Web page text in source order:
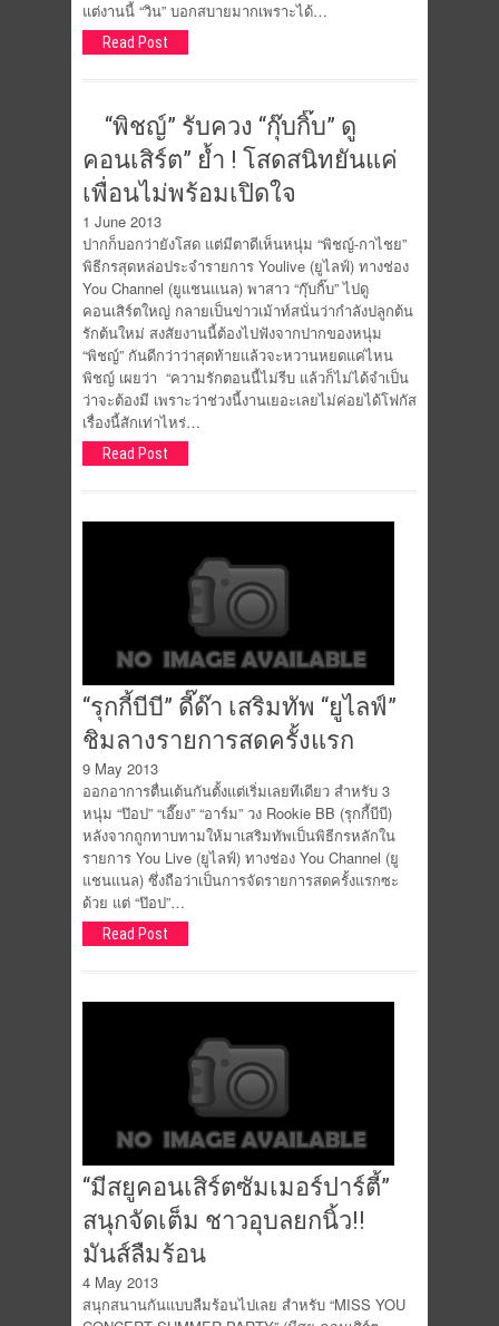
แต่งานนี้ “วิน” บอกสบายมากเพราะได้…
Read Post
“พิชญ์” รับควง “กุ๊บกิ๊บ” ดู
คอนเสิร์ต” ย้ำ ! โสดสนิทยันแค่
เพื่อนไม่พร้อมเปิดใจ
1 June 2013
ปากก็บอกว่ายังโสด แต่มีตาดีเห็นหนุ่ม “พิชญ์-กาไชย”
พิธีกรสุดหล่อประจำรายการ Youlive (ยูไลฟ์) ทางช่อง
You Channel (ยูแชนแนล) พาสาว “กุ๊บกิ๊บ” ไปดู
คอนเสิร์ตใหญ่ กลายเป็นข่าวเม้าท์สนั่นว่ากำลังปลูกต้น
รักต้นใหม่ สงสัยงานนี้ต้องไปฟังจากปากของหนุ่ม
“พิชญ์” กันดีกว่าว่าสุดท้ายแล้วจะหวานหยดแค่ไหน
พิชญ์ เผยว่า “ความรักตอนนี้ไม่รีบ แล้วก็ไม่ได้จำเป็น
ว่าจะต้องมี เพราะว่าช่วงนี้งานเยอะเลยไม่ค่อยได้โฟกัส
เรื่องนี้สักเท่าไหร่…
Read Post
“รุกกี้บีบี” ดี๊ด๊า เสริมทัพ “ยูไลฟ์”
ชิมลางรายการสดครั้งแรก
9 May 2013
ออกอาการตื่นเต้นกันตั้งแต่เริ่มเลยทีเดียว สำหรับ 3
หนุ่ม “ป๊อป” “เอี๊ยง” “อาร์ม” วง Rookie BB (รุกกี้บีบี)
หลังจากถูกทาบทามให้มาเสริมทัพเป็นพิธีกรหลักใน
รายการ You Live (ยูไลฟ์) ทางช่อง You Channel (ยู
แชนแนล) ซึ่งถือว่าเป็นการจัดรายการสดครั้งแรกซะ
ด้วย แต่ “ป๊อป”…
Read Post
“มีสยูคอนเสิร์ตซัมเมอร์ปาร์ตี้”
สนุกจัดเต็ม ชาวอุบลยกนิ้ว!!
มันส์ลืมร้อน
4 May 2013
สนุกสนานกันแบบลืมร้อนไปเลย สำหรับ “MISS YOU